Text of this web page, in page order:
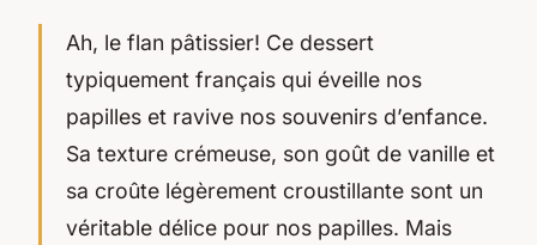
Ah, le flan pâtissier! Ce dessert
typiquement français qui éveille nos
papilles et ravive nos souvenirs d’enfance.
Sa texture crémeuse, son goût de vanille et
sa croûte légèrement croustillante sont un
véritable délice pour nos papilles. Mais